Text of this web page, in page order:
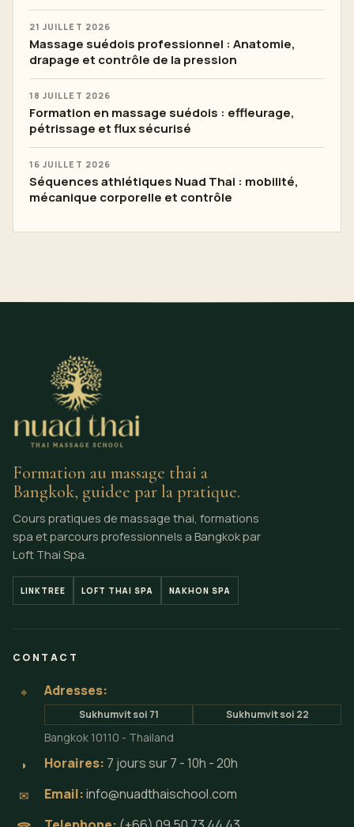
21 JUILLET 2026
Massage suédois professionnel : Anatomie,
drapage et contrôle de la pression
18 JUILLET 2026
Formation en massage suédois : effleurage,
pétrissage et flux sécurisé
16 JUILLET 2026
Séquences athlétiques Nuad Thai : mobilité,
mécanique corporelle et contrôle
Formation au massage thai a
Bangkok, guidee par la pratique.
Cours pratiques de massage thai, formations
spa et parcours professionnels a Bangkok par
Loft Thai Spa.
LINKTREE LOFT THAI SPA NAKHON SPA
CONTACT
⌖ Adresses:
Sukhumvit soi 71 Sukhumvit soi 22
Bangkok 10110 - Thailand
◗ Horaires: 7 jours sur 7 - 10h - 20h
✉ Email:info@nuadthaischool.com